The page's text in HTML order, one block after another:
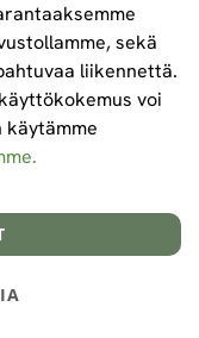
ja maksuehdot
sekä
liikennettä.
voi
käytämme